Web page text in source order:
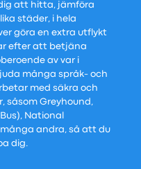
att hitta, jämföra
städer, i hela
göra en extra utflykt
efter att betjäna
av var i
många språk- och
med säkra och
såsom Greyhound,
National
andra, så att du
dig.